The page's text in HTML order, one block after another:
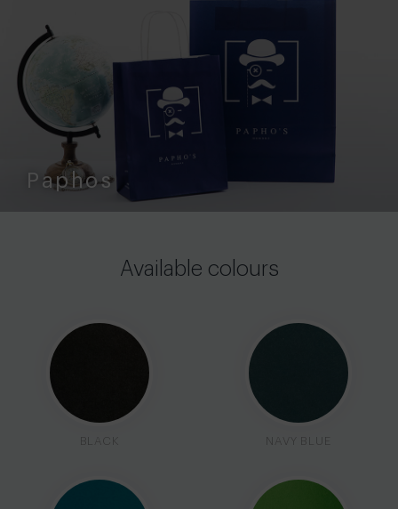
Paphos
Available colours
BLACK NAVY BLUE